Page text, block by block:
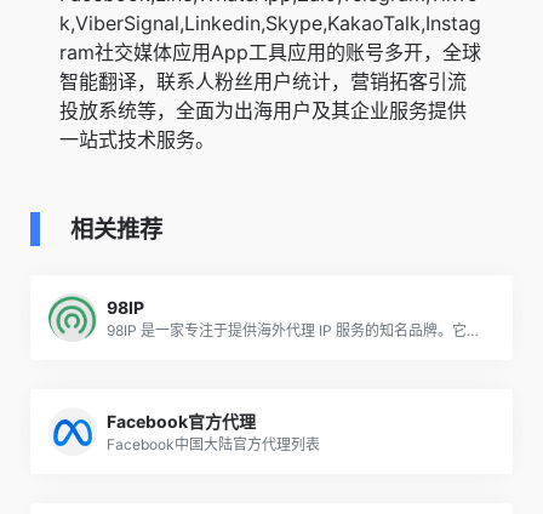
k,ViberSignal,Linkedin,Skype,KakaoTalk,Instag
ram社交媒体应用App工具应用的账号多开，全球
智能翻译，联系人粉丝用户统计，营销拓客引流
投放系统等，全面为出海用户及其企业服务提供
一站式技术服务。
相关推荐
98IP
98IP 是一家专注于提供海外代理 IP 服务的知名品牌。它致力于为广大用户，包括企业级客户和个人用户，打造高效、稳定且功能多样的代理 IP 服务平台
Facebook官方代理
Facebook中国大陆官方代理列表